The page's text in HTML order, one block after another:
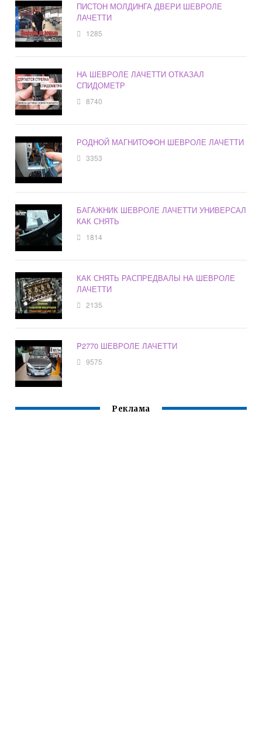
ПИСТОН МОЛДИНГА ДВЕРИ ШЕВРОЛЕ
ЛАЧЕТТИ
1285
НА ШЕВРОЛЕ ЛАЧЕТТИ ОТКАЗАЛ
СПИДОМЕТР
8740
РОДНОЙ МАГНИТОФОН ШЕВРОЛЕ ЛАЧЕТТИ
3353
БАГАЖНИК ШЕВРОЛЕ ЛАЧЕТТИ УНИВЕРСАЛ
КАК СНЯТЬ
1814
КАК СНЯТЬ РАСПРЕДВАЛЫ НА ШЕВРОЛЕ
ЛАЧЕТТИ
2135
P2770 ШЕВРОЛЕ ЛАЧЕТТИ
9575
Реклама